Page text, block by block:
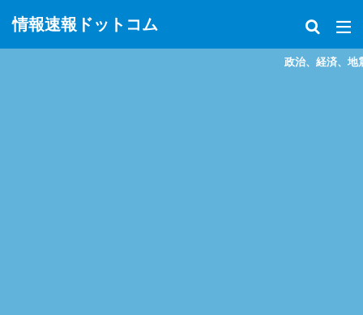
情報速報ドットコム
政治、経済、地震、放射能、災害